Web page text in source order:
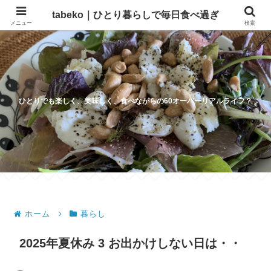
ひとりでも楽しく、美味しく、食べながらの60オーバーリアルライフ？
ホーム 暮らし
2025年夏休み 3 お出かけしない日は・・
メニュー
tabeko｜ひとり暮らしで毎日食べ過ぎ
検索